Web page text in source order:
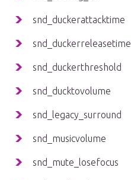
snd_duckerattacktime
snd_duckerreleasetime
snd_duckerthreshold
snd_ducktovolume
snd_legacy_surround
snd_musicvolume
snd_mute_losefocus